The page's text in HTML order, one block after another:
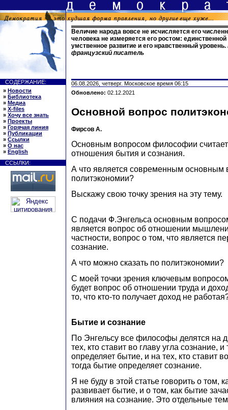
Величие народа вовсе не исчисляется его
человека не измеряется его ростом:
умственное развитие и его нравственный уровень.
французский писатель
СОДЕРЖАНИЕ:
» Новости
» Библиотека
» Медиа
» X-files
» Хочу все знать
» Проекты
» Горячая линия
» Публикации
» Ссылки
» О нас
» English
ССЫЛКИ:
06.08.2026, четверг. Московское время 06:15
Обновлено: 02.12.2021
Основной вопрос
Фирсов А.
Основным вопросом философии
отношения бытия и сознания.
А что является современным основным
политэкономии?
Выскажу свою точку зрения на эту тему.
С подачи Ф.Энгельса основным
является вопрос об отношении
частности, вопрос о том, что является
сознание.
А что можно сказать по политэкономии?
С моей точки зрения ключевым
будет вопрос об отношении труда и
то, что кто-то получает доход не
Бытие и сознание
По Энгельсу все философы делятся на
тех, кто ставит во главу угла сознание, и
определяет бытие, и на тех, кто ставит
тогда бытие определяет сознание.
Я не буду в этой статье говорить о том,
развивает бытие, и о том, как бытие
влияния на сознание. Это отдельные